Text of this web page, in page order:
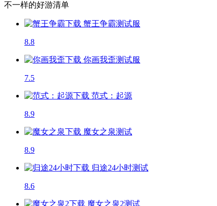
不一样的好游清单
蟹王争霸测试服
8.8
你画我歪测试服
7.5
范式：起源
8.9
魔女之泉测试
8.9
归途24小时测试
8.6
魔女之泉2测试